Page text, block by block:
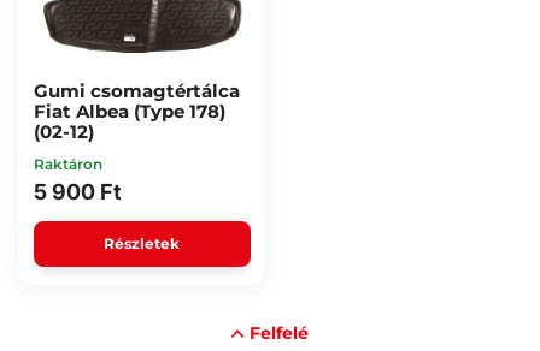
Gumi csomagtértálca
Fiat Albea (Type 178)
(02-12)
Raktáron
5 900 Ft
Részletek
Felfelé